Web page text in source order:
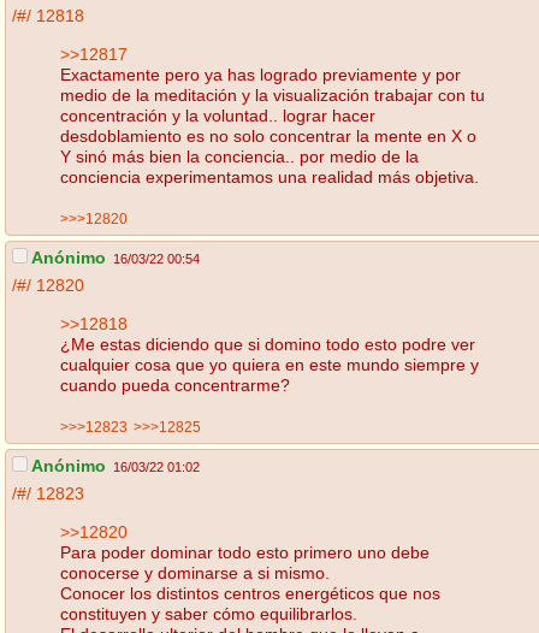
/#/ 12818
>>12817
Exactamente pero ya has logrado previamente y por
medio de la meditación y la visualización trabajar con tu
concentración y la voluntad.. lograr hacer
desdoblamiento es no solo concentrar la mente en X o
Y sinó más bien la conciencia.. por medio de la
conciencia experimentamos una realidad más objetiva.
>>>12820
Anónimo 16/03/22 00:54
/#/ 12820
>>12818
¿Me estas diciendo que si domino todo esto podre ver
cualquier cosa que yo quiera en este mundo siempre y
cuando pueda concentrarme?
>>>12823 >>>12825
Anónimo 16/03/22 01:02
/#/ 12823
>>12820
Para poder dominar todo esto primero uno debe
conocerse y dominarse a si mismo.
Conocer los distintos centros energéticos que nos
constituyen y saber cómo equilibrarlos.